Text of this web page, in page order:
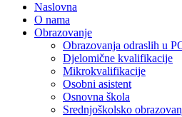
Naslovna
O nama
Obrazovanje
Obrazovanja odraslih u
Djelomične kvalifikacije
Mikrokvalifikacije
Osobni asistent
Osnovna škola
Srednjoškolsko